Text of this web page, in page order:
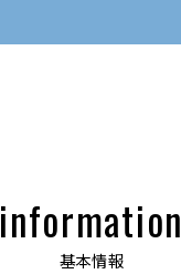
information
基本情報